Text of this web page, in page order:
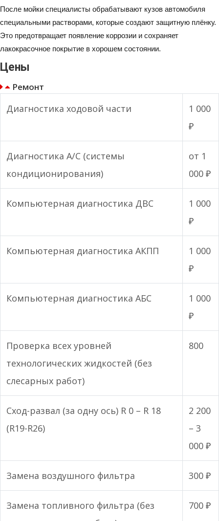
После мойки специалисты обрабатывают кузов автомобиля
специальными растворами, которые создают защитную плёнку.
Это предотвращает появление коррозии и сохраняет
лакокрасочное покрытие в хорошем состоянии.
Цены
Ремонт
Диагностика ходовой части
1 000
₽
Диагностика А/С (системы
кондиционирования)
от 1
000 ₽
Компьютерная диагностика ДВС
1 000
₽
Компьютерная диагностика АКПП
1 000
₽
Компьютерная диагностика АБС
1 000
₽
Проверка всех уровней
технологических жидкостей (без
слесарных работ)
800
Сход-развал (за одну ось) R 0 – R 18
(R19-R26)
2 200
– 3
000 ₽
Замена воздушного фильтра 300 ₽
Замена топливного фильтра (без
700 ₽